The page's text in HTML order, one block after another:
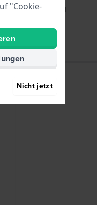
release Federsteg
"Cookie-
Nicht jetzt